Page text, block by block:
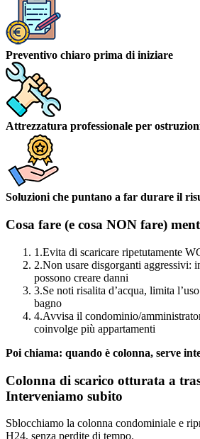
Preventivo chiaro prima di iniziare
Attrezzatura professionale per
Soluzioni che puntano a far durare il
Cosa fare (e cosa NON fare)
1.Evita di scaricare ripetutamente
2.Non usare disgorganti aggressivi:
possono creare danni
3.Se noti risalita d’acqua, limita
bagno
4.Avvisa il condominio/
coinvolge più appartamenti
Poi chiama: quando è colonna, serve
Colonna di scarico otturata a
Interveniamo subito
Sblocchiamo la colonna condominiale e
H24, senza perdite di tempo.